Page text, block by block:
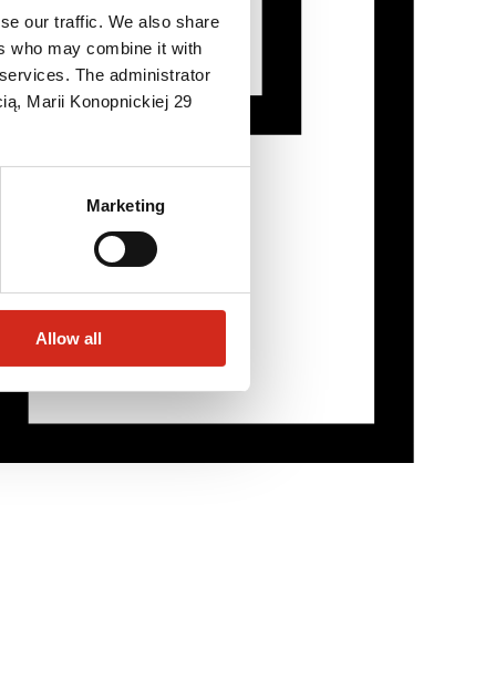
our traffic. We also share
who may combine it with
The administrator
Marii Konopnickiej 29
Marketing
Allow all